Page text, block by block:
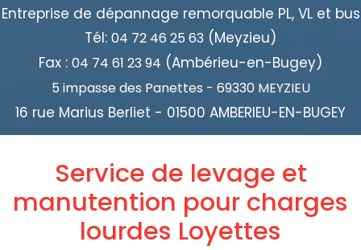
Entreprise de dépannage remorquable PL, VL et bus
Tél: 04 72 46 25 63 (Meyzieu)
Fax : 04 74 61 23 94 (Ambérieu-en-Bugey)
5 impasse des Panettes - 69330 MEYZIEU
16 rue Marius Berliet - 01500 AMBERIEU-EN-BUGEY
Service de levage et
manutention pour charges
lourdes Loyettes